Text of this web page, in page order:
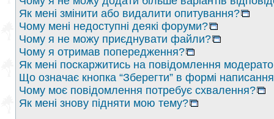
Як мені змінити або видалити опитування?
Чому мені недоступні деякі форуми?
Чому я не можу приєднувати файли?
Чому я отримав попередження?
Як мені поскаржитись на повідомлення
Що означає кнопка “Зберегти” в формі
Чому моє повідомлення потребує схвалення?
Як мені знову підняти мою тему?